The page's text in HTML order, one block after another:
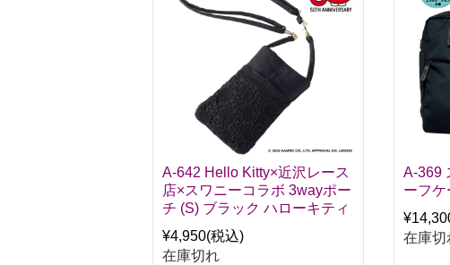
A-642 Hello Kitty×近沢レース
店×スワニーコラボ 3wayポー
チ (S) ブラック ハローキティ
¥4,950(税込)
在庫切れ
A-369
ーフケ
在庫切